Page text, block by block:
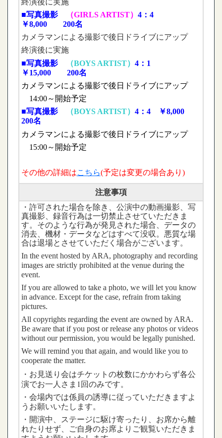
■写真撮影
（GIRLS ARTIST） 4：4
￥8,000 200名
カメラマンによる撮影で後日ドライブにアップ
終演後に実施
■写真撮影
（BOYS ARTIST） 4：1
￥15,000 200名
カメラマンによる撮影で後日ドライブにアップ
14:00～開始予定
■写真撮影
（BOYS ARTIST） 4：4 ￥8,000
200名
カメラマンによる撮影で後日ドライブにアップ
15:00～開始予定
その他の詳細はこちら(予定は変更の場合あり)
注意事項
・許可された場合を除き、公演中の動画撮影、写
真撮影、録音行為は一切禁止させていただきま
す。そのような行為が発見された場合、データの
消去、機材・データなどはすべて没収。悪質な場
合は退場とさせていただく場合がございます。
In the event hosted by ARA, photography and recording
images are strictly prohibited at the venue during the
event.
If you are allowed to take a photo, we will let you know
in advance. Except for the case, refrain from taking
pictures.
All copyrights regarding the event are owned by ARA.
Be aware that if you post or release any photos or videos
without our permission, you would be legally punished.
We will remind you that again, and would like you to
cooperate the matter.
・お見送り会はチケットの枚数にかかわらず各公
演でお一人さま1回のみです。
・会場内では係員の誘導に従っていただきますよ
うお願いいたします。
・開演中、ステージに駆け寄ったり、お席から離
れたりせず、ご自身のお席よりご観覧いただきま